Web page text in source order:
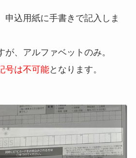
申込用紙に手書きで記入しま
が、アルファベットのみ。
号は不可能となります。